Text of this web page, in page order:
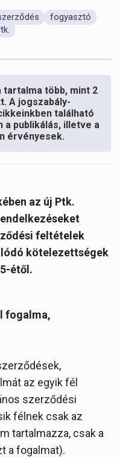
fogyasztó
tartalma több, mint 2
A jogszabály-
található
publikálás, illetve a
érvényesek.
az új Ptk.
feltételek
kötelezettségek
étől.
fogalma,
az egyik fél
szerződési
félnek csak az
tartalmazza, csak a
a fogalmat).